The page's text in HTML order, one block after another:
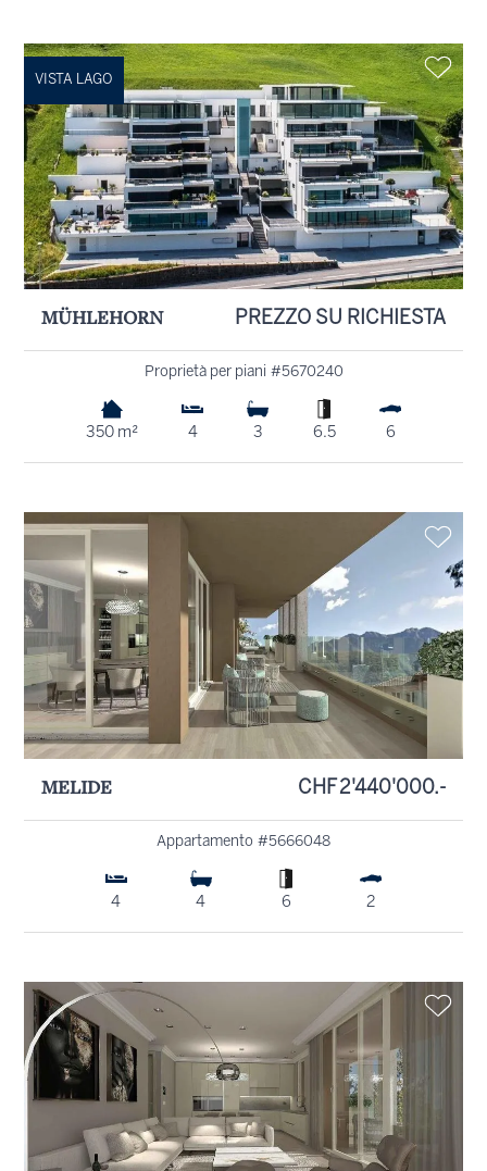
VISTA LAGO
MÜHLEHORN PREZZO SU RICHIESTA
Proprietà per piani #5670240
350 m² 4 3 6.5 6
MELIDE CHF 2'440'000.-
Appartamento #5666048
4 4 6 2